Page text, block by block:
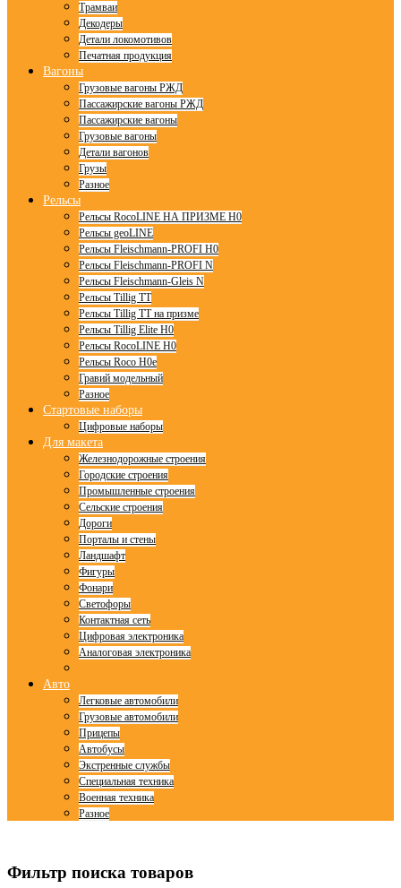
Трамваи
Декодеры
Детали локомотивов
Печатная продукция
Вагоны
Грузовые вагоны РЖД
Пассажирские вагоны РЖД
Пассажирские вагоны
Грузовые вагоны
Детали вагонов
Грузы
Разное
Рельсы
Рельсы RocoLINE НА ПРИЗМЕ H0
Рельсы geoLINE
Рельсы Fleischmann-PROFI H0
Рельсы Fleischmann-PROFI N
Рельсы Fleischmann-Gleis N
Рельсы Tillig TT
Рельсы Tillig TT на призме
Рельсы Tillig Elite H0
Рельсы RocoLINE H0
Рельсы Roco H0e
Гравий модельный
Разное
Стартовые наборы
Цифровые наборы
Для макета
Железнодорожные строения
Городские строения
Промышленные строения
Сельские строения
Дороги
Порталы и стены
Ландшафт
Фигуры
Фонари
Светофоры
Контактная сеть
Цифровая электроника
Аналоговая электроника
Авто
Легковые автомобили
Грузовые автомобили
Прицепы
Автобусы
Экстренные службы
Специальная техника
Военная техника
Разное
Фильтр поиска товаров